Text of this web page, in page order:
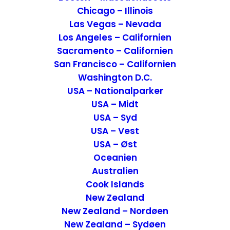
Chicago – Illinois
Las Vegas – Nevada
Los Angeles – Californien
Sacramento – Californien
San Francisco – Californien
Washington D.C.
USA – Nationalparker
USA – Midt
USA – Syd
USA – Vest
USA – Øst
Oceanien
Australien
Cook Islands
New Zealand
New Zealand – Nordøen
New Zealand – Sydøen
Historien bag Villa Copenhagen
Villa Copenhagen er en smuk, pompøs
bygning fra 1912 og var tidligere
centralpostkontor. Den norske hotelkonge
Petter Stordalen, købte bygningen med
den vision, at han ville skabe et historisk